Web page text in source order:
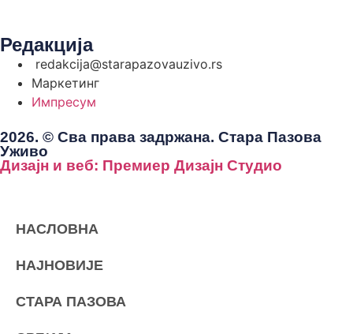
Редакција
redakcija@starapazovauzivo.rs
Маркетинг
Импресум
2026. © Сва права задржана. Стара Пазова
Уживо
Дизајн и веб: Премиер Дизајн Студио
НАСЛОВНА
НАЈНОВИЈЕ
СТАРА ПАЗОВА